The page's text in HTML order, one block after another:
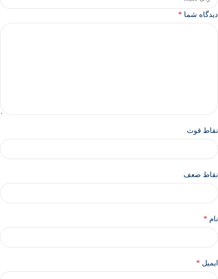
دیدگاه شما *
نقاط قوت
نقاط ضعف
نام *
ایمیل *